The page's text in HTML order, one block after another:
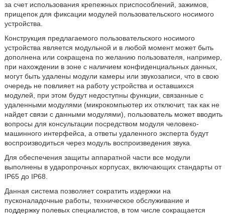
за счет использования крепежных приспособлений, зажимов,
прищепок для фиксации модулей пользовательского носимого
устройства.
Конструкция предлагаемого пользовательского носимого
устройства является модульной и в любой момент может быть
дополнена или сокращена по желанию пользователя, например,
при нахождении в зоне с наличием конфиденциальных данных,
могут быть удалены модули камеры или звукозаписи, что в свою
очередь не повлияет на работу устройства и оставшихся
модулей, при этом будут недоступны функции, связанные с
удаленными модулями (микрокомпьютер их отключит, так как не
найдет связи с данными модулями), пользователь может вводить
вопросы для консультации посредством модуля человеко-
машинного интерфейса, а ответы удаленного эксперта будут
воспроизводиться через модуль воспроизведения звука.
Для обеспечения защиты аппаратной части все модули
выполнены в ударопрочных корпусах, включающих стандарты от
IP65 до IP68.
Данная система позволяет сократить издержки на
пусконаладочные работы, техническое обслуживание и
поддержку полевых специалистов, в том числе сокращается